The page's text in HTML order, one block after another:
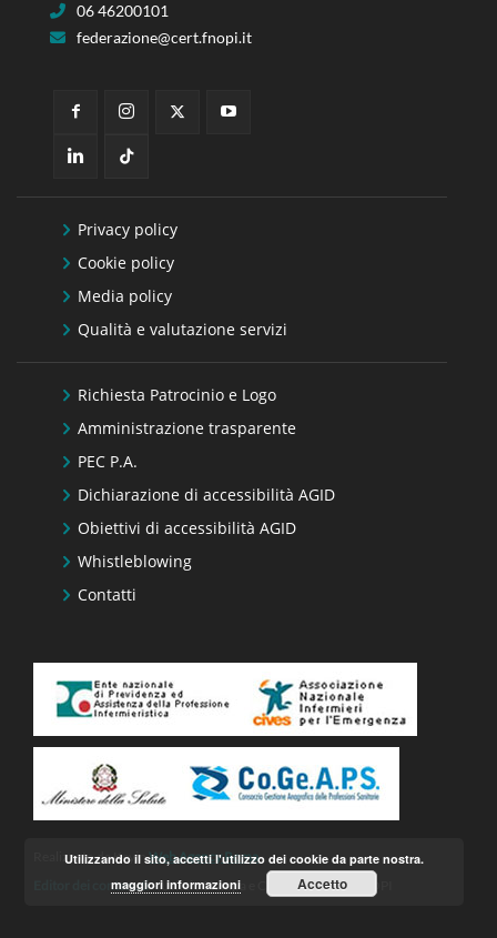
06 46200101
federazione@cert.fnopi.it
Privacy policy
Cookie policy
Media policy
Qualità e valutazione servizi
Richiesta Patrocinio e Logo
Amministrazione trasparente
PEC P.A.
Dichiarazione di accessibilità AGID
Obiettivi di accessibilità AGID
Whistleblowing
Contatti
Realizzato da KeyinWeb Agency Roma
Editor dei contenuti– Ufficio Stampa e Comunicazione FNOPI
Utilizzando il sito, accetti l'utilizzo dei cookie da parte nostra.
maggiori informazioni
Accetto